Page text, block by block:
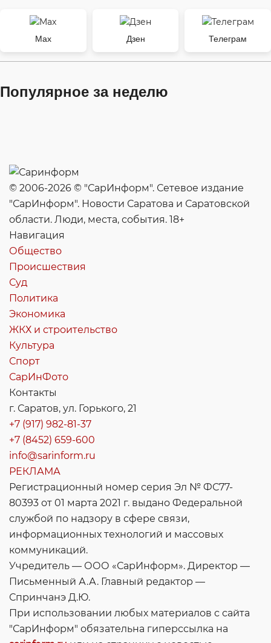
Max Дзен Телеграм
Популярное за неделю
© 2006-2026 © "СарИнформ". Сетевое издание
"СарИнформ". Новости Саратова и Саратовской
области. Люди, места, события. 18+
Навигация
Общество
Происшествия
Суд
Политика
Экономика
ЖКХ и строительство
Культура
Спорт
СарИнФото
Контакты
г. Саратов, ул. Горького, 21
+7 (917) 982-81-37
+7 (8452) 659-600
info@sarinform.ru
РЕКЛАМА
Регистрационный номер серия Эл № ФС77-
80393 от 01 марта 2021 г. выдано Федеральной
службой по надзору в сфере связи,
информационных технологий и массовых
коммуникаций.
Учредитель — ООО «СарИнформ». Директор —
Письменный А.А. Главный редактор —
Спринчанэ Д.Ю.
При использовании любых материалов с сайта
"СарИнформ" обязательна гиперссылка на